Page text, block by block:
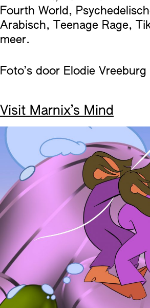
Fourth World,
Arabisch, Teenage Rage,
meer.
Foto’s door Elodie Vreeburg
Visit Marnix’s Mind